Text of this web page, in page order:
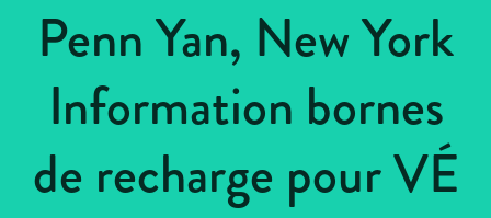
Penn Yan, New York
Information bornes
de recharge pour VÉ
États-Unis > New York